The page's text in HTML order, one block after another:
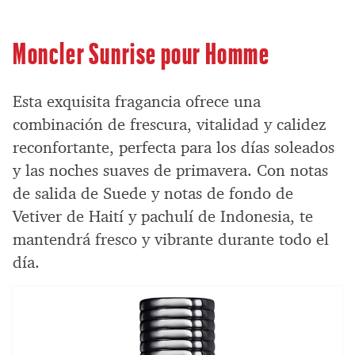
Moncler Sunrise pour Homme
Esta exquisita fragancia ofrece una
combinación de frescura, vitalidad y calidez
reconfortante, perfecta para los días soleados
y las noches suaves de primavera. Con notas
de salida de Suede y notas de fondo de
Vetiver de Haití y pachulí de Indonesia, te
mantendrá fresco y vibrante durante todo el
día.